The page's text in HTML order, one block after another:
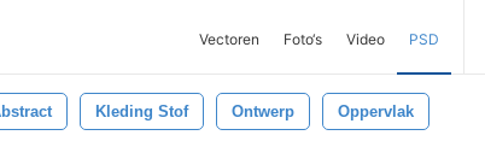
Vectoren Foto‘s Video PSD
Kleding Stof Ontwerp Oppervlak